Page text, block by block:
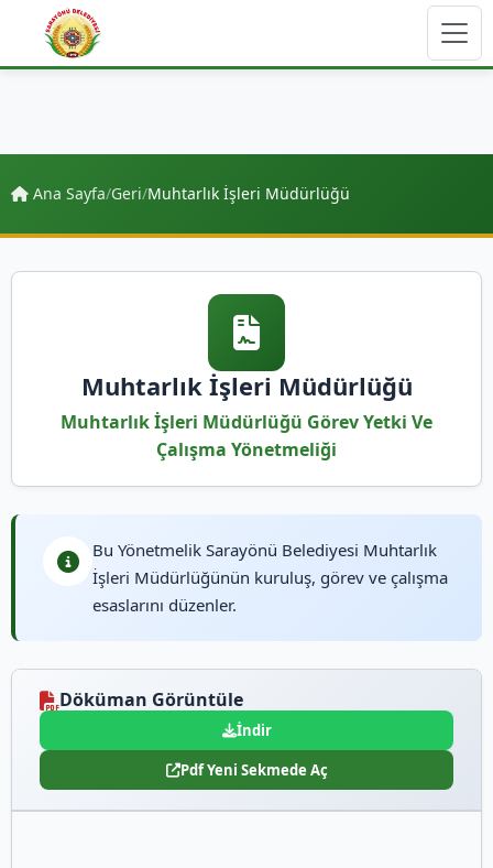
Ana Sayfa/Geri/Muhtarlık İşleri Müdürlüğü
Muhtarlık İşleri Müdürlüğü
Muhtarlık İşleri Müdürlüğü Görev Yetki Ve
Çalışma Yönetmeliği
Bu Yönetmelik Sarayönü Belediyesi Muhtarlık
İşleri Müdürlüğünün kuruluş, görev ve çalışma
esaslarını düzenler.
Döküman Görüntüle
İndir
Pdf Yeni Sekmede Aç